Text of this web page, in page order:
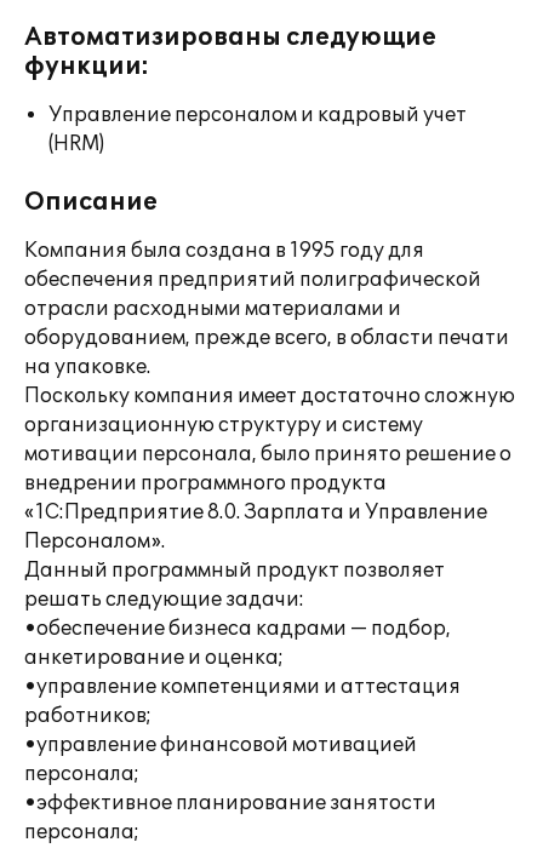
Автоматизированы следующие
функции:
Управление персоналом и кадровый учет
(HRM)
Описание
Компания была создана в 1995 году для
обеспечения предприятий полиграфической
отрасли расходными материалами и
оборудованием, прежде всего, в области печати
на упаковке.
Поскольку компания имеет достаточно сложную
организационную структуру и систему
мотивации персонала, было принято решение о
внедрении программного продукта
«1С:Предприятие 8.0. Зарплата и Управление
Персоналом».
Данный программный продукт позволяет
решать следующие задачи:
•обеспечение бизнеса кадрами — подбор,
анкетирование и оценка;
•управление компетенциями и аттестация
работников;
•управление финансовой мотивацией
персонала;
•эффективное планирование занятости
персонала;